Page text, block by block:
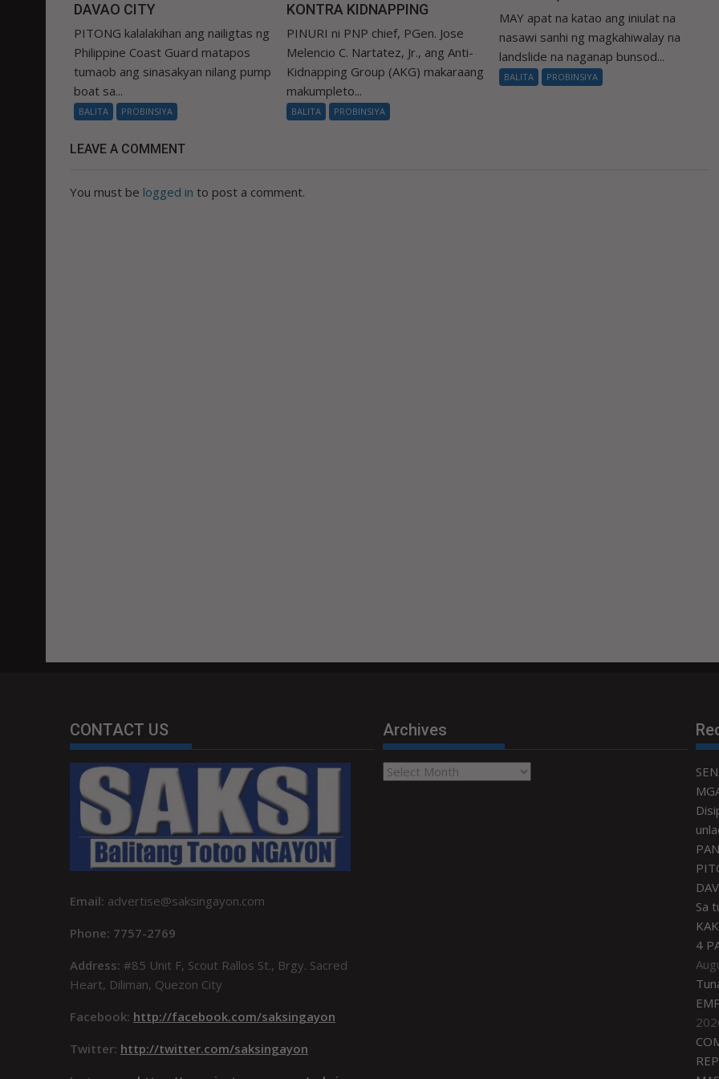
DAVAO CITY
PITONG kalalakihan ang nailigtas ng
Philippine Coast Guard matapos
tumaob ang sinasakyan nilang pump
boat sa...
BALITA PROBINSIYA
KONTRA KIDNAPPING
PINURI ni PNP chief, PGen. Jose
Melencio C. Nartatez, Jr., ang Anti-
Kidnapping Group (AKG) makaraang
makumpleto...
BALITA PROBINSIYA
MAY apat na katao ang iniulat na
nasawi sanhi ng magkahiwalay na
landslide na naganap bunsod...
BALITA PROBINSIYA
LEAVE A COMMENT
You must be logged in to post a comment.
CONTACT US
Email: advertise@saksingayon.com
Phone: 7757-2769
Address: #85 Unit F, Scout Rallos St., Brgy. Sacred
Heart, Diliman, Quezon City
Facebook: http://facebook.com/saksingayon
Twitter: http://twitter.com/saksingayon
Archives
Archives
Sa
4